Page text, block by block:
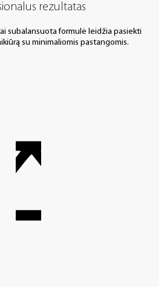
rezultatas
subalansuota formulė leidžia pasiekti
su minimaliomis pastangomis.